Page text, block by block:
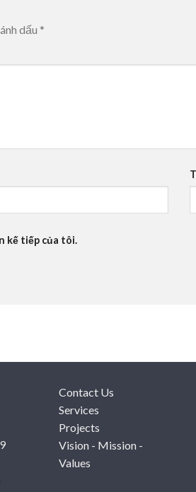
dấu *
kế tiếp của tôi.
Contact Us
Services
Projects
Vision - Mission -
Values